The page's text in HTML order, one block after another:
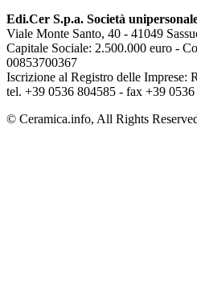
Edi.Cer S.p.a. Società
Viale Monte Santo, 40 - 41049
Capitale Sociale: 2.500.000 euro -
00853700367
Iscrizione al Registro delle Imprese:
tel. +39 0536 804585 - fax +39
© Ceramica.info, All Rights